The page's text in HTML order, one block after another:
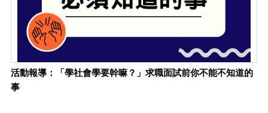
活動報導：「學社會學要幹嘛？」求職面試前你不能不知道的
事